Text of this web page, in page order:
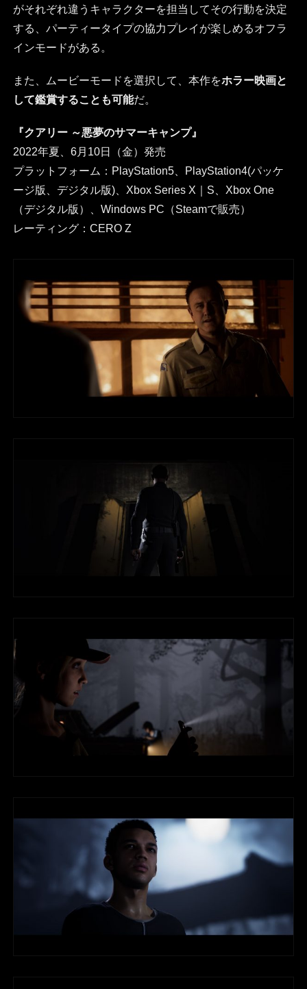
がそれぞれ違うキャラクターを担当してその行動を決定
する、パーティータイプの協力プレイが楽しめるオフラ
インモードがある。
また、ムービーモードを選択して、本作をホラー映画と
して鑑賞することも可能だ。
『クアリー ～悪夢のサマーキャンプ』
2022年夏、6月10日（金）発売
プラットフォーム：PlayStation5、PlayStation4(パッケ
ージ版、デジタル版)、Xbox Series X｜S、Xbox One
（デジタル版）、Windows PC（Steamで販売）
レーティング：CERO Z